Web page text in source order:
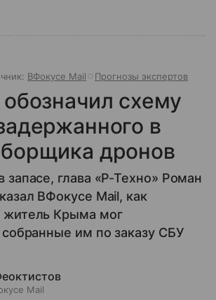
ВФокусе Mail Прогнозы экспертов
схему
в
дронов
глава «Р-Техно» Роман
ВФокусе Mail, как
Крыма мог
собранные им по заказу СБУ
Mail